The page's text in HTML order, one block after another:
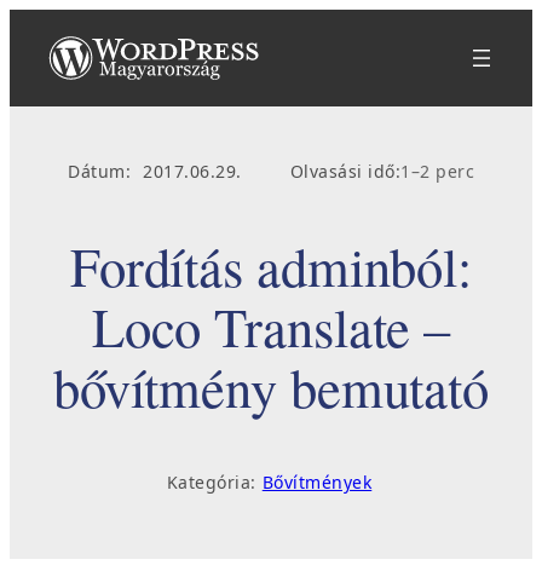
tartalomhoz
Dátum: 2017.06.29. Olvasási idő:1–2 perc
Fordítás adminból:
Loco Translate –
bővítmény bemutató
Kategória: Bővítmények